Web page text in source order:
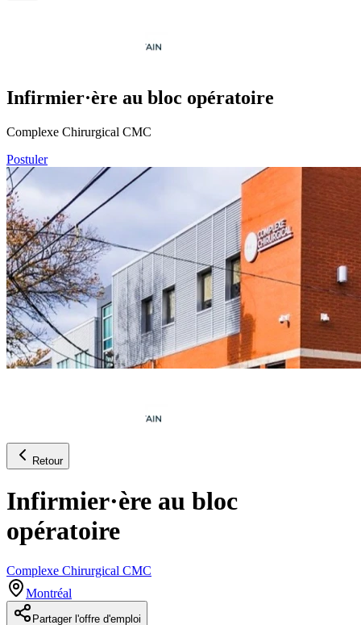
Infirmier·ère au bloc opératoire
Complexe Chirurgical CMC
Postuler
Retour
Infirmier·ère au bloc
opératoire
Complexe Chirurgical CMC
Montréal
Partager l'offre d'emploi